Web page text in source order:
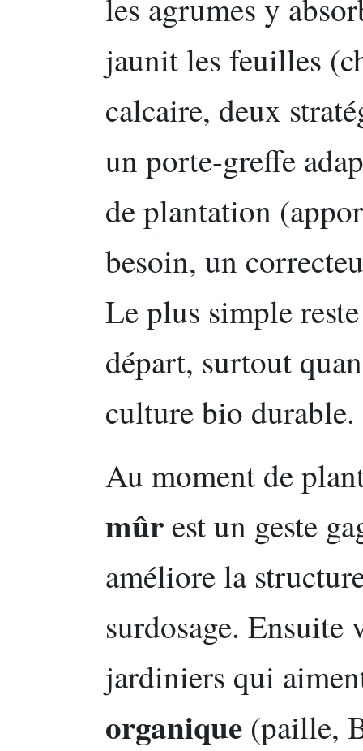
les agrumes y
jaunit les feuilles
calcaire, deux
un porte-greffe
de plantation
besoin, un
Le plus simple
départ, surtout
culture bio durable.
Au moment de
mûr est un geste
améliore la
surdosage. Ensuite
jardiniers qui
organique (paille,